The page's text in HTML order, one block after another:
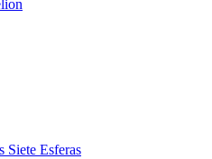
Siete Esferas